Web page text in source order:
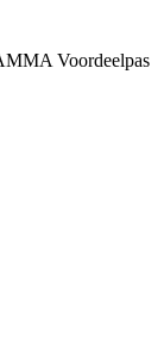
Voordeelpas